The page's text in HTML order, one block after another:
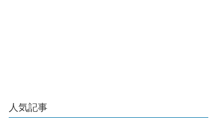
人気記事